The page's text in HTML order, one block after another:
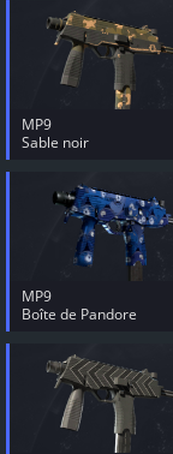
MP9
Sable noir
MP9
Boîte de Pandore